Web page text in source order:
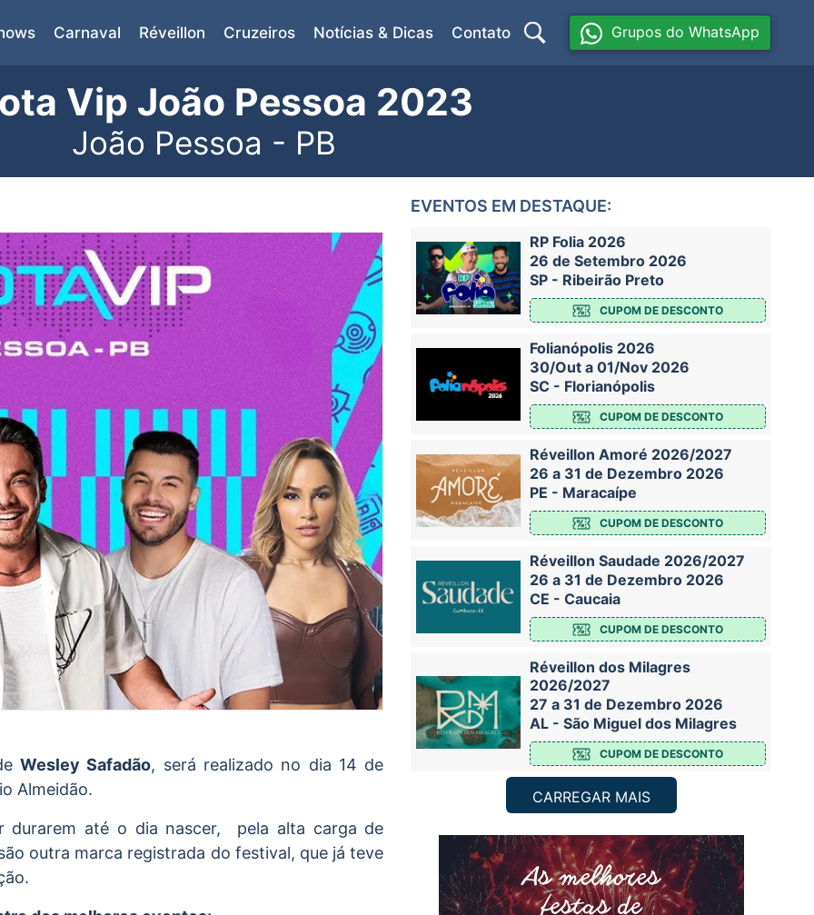
Carnaval Réveillon Cruzeiros Notícias & Dicas Contato Grupos do WhatsApp
Vip João Pessoa 2023
João Pessoa - PB
Wesley Safadão, será realizado no dia 14 de
Almeidão.
durarem até o dia nascer, pela alta carga de
outra marca registrada do festival, que já teve
EVENTOS EM DESTAQUE:
RP Folia 2026
26 de Setembro 2026
SP - Ribeirão Preto
CUPOM DE DESCONTO
Folianópolis 2026
30/Out a 01/Nov 2026
SC - Florianópolis
CUPOM DE DESCONTO
Réveillon Amoré 2026/2027
26 a 31 de Dezembro 2026
PE - Maracaípe
CUPOM DE DESCONTO
Réveillon Saudade 2026/2027
26 a 31 de Dezembro 2026
CE - Caucaia
CUPOM DE DESCONTO
Réveillon dos Milagres
2026/2027
27 a 31 de Dezembro 2026
AL - São Miguel dos Milagres
CUPOM DE DESCONTO
CARREGAR MAIS